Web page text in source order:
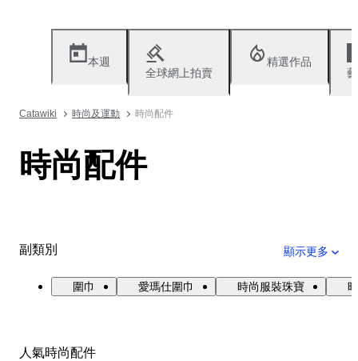
本週
全球網上拍賣
精選作品
Catawiki 時尚及運動 時尚配件
時尚配件
副類別 顯示更多
圍巾 愛瑪仕圍巾 時尚服裝珠寶
人氣時尚配件